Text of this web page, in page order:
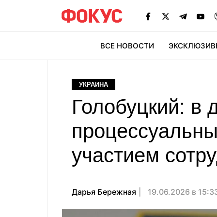
ВСЕ НОВОСТИ
УКРАИНА
Голобуцкий: в
участием
Дарья Бережная 19.06.2026 в